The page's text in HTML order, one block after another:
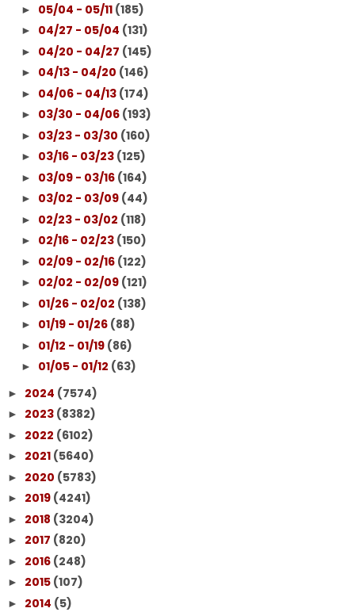
► 05/04 - 05/11 (185)
► 04/27 - 05/04 (131)
► 04/20 - 04/27 (145)
► 04/13 - 04/20 (146)
► 04/06 - 04/13 (174)
► 03/30 - 04/06 (193)
► 03/23 - 03/30 (160)
► 03/16 - 03/23 (125)
► 03/09 - 03/16 (164)
► 03/02 - 03/09 (44)
► 02/23 - 03/02 (118)
► 02/16 - 02/23 (150)
► 02/09 - 02/16 (122)
► 02/02 - 02/09 (121)
► 01/26 - 02/02 (138)
► 01/19 - 01/26 (88)
► 01/12 - 01/19 (86)
► 01/05 - 01/12 (63)
► 2024 (7574)
► 2023 (8382)
► 2022 (6102)
► 2021 (5640)
► 2020 (5783)
► 2019 (4241)
► 2018 (3204)
► 2017 (820)
► 2016 (248)
► 2015 (107)
► 2014 (5)